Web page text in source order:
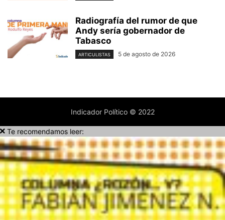
Radiografía del rumor de que
Andy sería gobernador de
Tabasco
ARTICULISTAS 5 de agosto de 2026
Indicador Político © 2022
Te recomendamos leer: